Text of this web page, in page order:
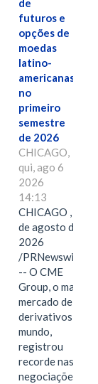
de
futuros e
opções de
moedas
latino-
americanas
no
primeiro
semestre
de 2026
CHICAGO,
qui, ago 6
2026
14:13
CHICAGO , 6
de agosto de
2026
/PRNewswire/
-- O CME
Group, o maior
mercado de
derivativos do
mundo,
registrou
recorde nas
negociações